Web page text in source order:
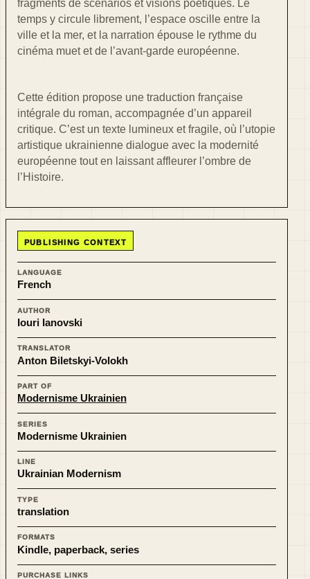
fragments de scénarios et visions poétiques. Le
temps y circule librement, l’espace oscille entre la
ville et la mer, et la narration épouse le rythme du
cinéma muet et de l’avant-garde européenne.
Cette édition propose une traduction française
intégrale du roman, accompagnée d’un appareil
critique. C’est un texte lumineux et fragile, où l’utopie
artistique ukrainienne dialogue avec la modernité
européenne tout en laissant affleurer l’ombre de
l’Histoire.
PUBLISHING CONTEXT
LANGUAGE
French
AUTHOR
Iouri Ianovski
TRANSLATOR
Anton Biletskyi-Volokh
PART OF
Modernisme Ukrainien
SERIES
Modernisme Ukrainien
LINE
Ukrainian Modernism
TYPE
translation
FORMATS
Kindle, paperback, series
PURCHASE LINKS